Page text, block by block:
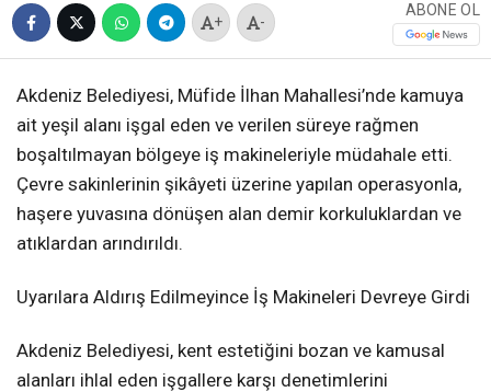
+ -
ABONE OL
Akdeniz Belediyesi, Müfide İlhan Mahallesi’nde kamuya
ait yeşil alanı işgal eden ve verilen süreye rağmen
boşaltılmayan bölgeye iş makineleriyle müdahale etti.
Çevre sakinlerinin şikâyeti üzerine yapılan operasyonla,
haşere yuvasına dönüşen alan demir korkuluklardan ve
atıklardan arındırıldı.
Uyarılara Aldırış Edilmeyince İş Makineleri Devreye Girdi
Akdeniz Belediyesi, kent estetiğini bozan ve kamusal
alanları ihlal eden işgallere karşı denetimlerini